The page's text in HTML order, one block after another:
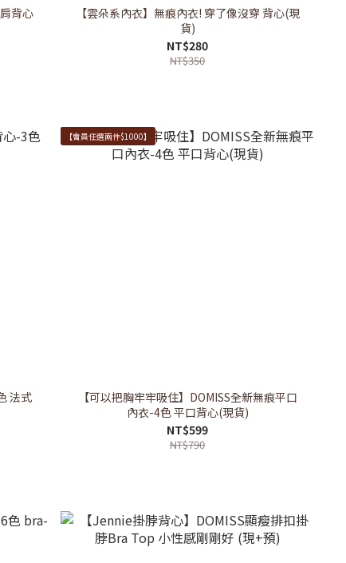
背心
【雲朵系內衣】無痕內衣! 穿了像沒穿 背心(現
貨)
NT$280
NT$350
法式
【會員任選兩件$1000】
【可以把胸牢牢吸住】DOMISS全新無痕平口
內衣-4色 平口背心(現貨)
NT$599
NT$790